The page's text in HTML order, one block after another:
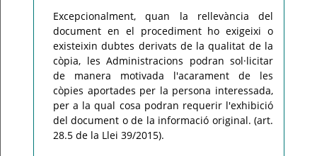
Excepcionalment, quan la rellevància del
document en el procediment ho exigeixi o
existeixin dubtes derivats de la qualitat de la
còpia, les Administracions podran sol·licitar
de manera motivada l'acarament de les
còpies aportades per la persona interessada,
per a la qual cosa podran requerir l'exhibició
del document o de la informació original. (art.
28.5 de la Llei 39/2015).